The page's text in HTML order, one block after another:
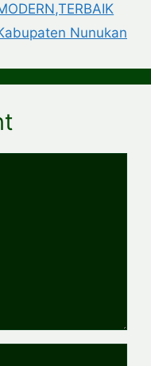
Nunukan